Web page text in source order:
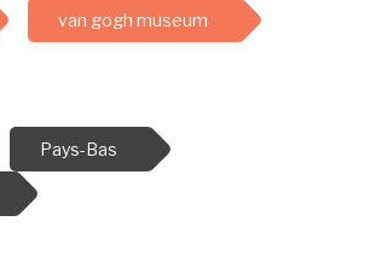
van gogh museum
Pays-Bas